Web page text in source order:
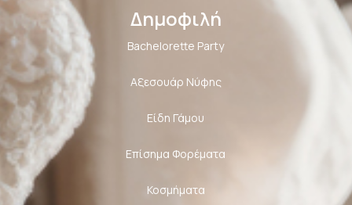
Δημοφιλή
Bachelorette Party
Αξεσουάρ Νύφης
Είδη Γάμου
Επίσημα Φορέματα
Κοσμήματα